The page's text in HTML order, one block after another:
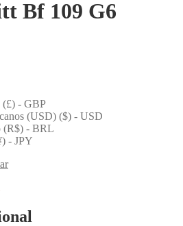
Bf 109 G6
(£) - GBP
(USD) ($) - USD
(R$) - BRL
- JPY